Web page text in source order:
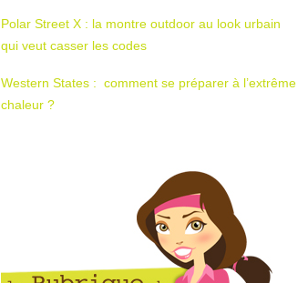
Polar Street X : la montre outdoor au look urbain
qui veut casser les codes
Western States : comment se préparer à l’extrême
chaleur ?